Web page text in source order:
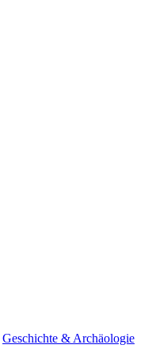
Geschichte & Archäologie